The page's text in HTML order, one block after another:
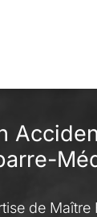
de Maître